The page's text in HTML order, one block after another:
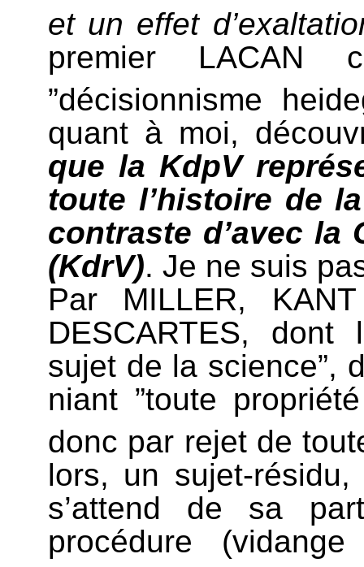
et un effet
premier LACAN
”décisionnisme
quant à moi,
que la KdpV
toute l’histoire de
contraste d’avec
(KdrV). Je ne suis
Par MILLER,
DESCARTES, dont
sujet de la science”,
niant ”toute
donc par rejet de
lors, un sujet-
s’attend de sa
procédure